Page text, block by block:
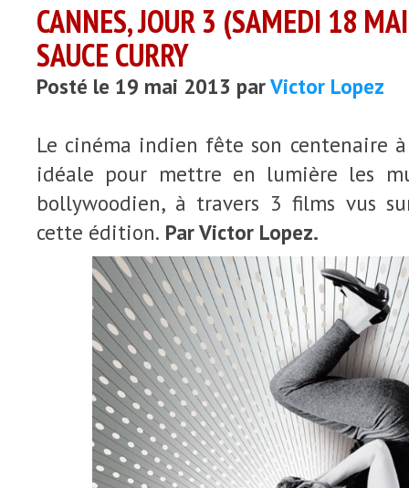
CANNES, JOUR 3 (SAMEDI 18
SAUCE CURRY
Posté le 19 mai 2013 parVictor Lopez
Le cinéma indien fête son centenaire à
idéale pour mettre en lumière les
bollywoodien, à travers 3 films vus
cette édition. Par Victor Lopez.